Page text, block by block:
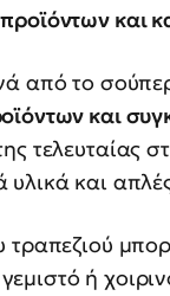
και
από το
και
τελευταίας
υλικά και
τραπεζιού
ή